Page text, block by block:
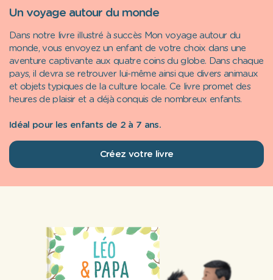
Un voyage autour du monde
Dans notre livre illustré à succès Mon voyage autour du
monde, vous envoyez un enfant de votre choix dans une
aventure captivante aux quatre coins du globe. Dans chaque
pays, il devra se retrouver lui-même ainsi que divers animaux
et objets typiques de la culture locale. Ce livre promet des
heures de plaisir et a déjà conquis de nombreux enfants.
Idéal pour les enfants de 2 à 7 ans.
Créez votre livre